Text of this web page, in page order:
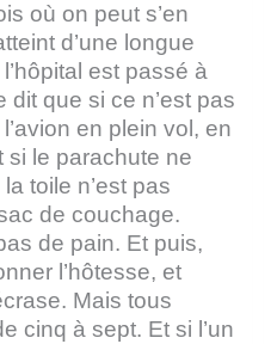
où on peut s’en
d’une longue
est passé à
que si ce n’est pas
en plein vol, en
si le parachute ne
toile n’est pas
de couchage.
de pain. Et puis,
l’hôtesse, et
Mais tous
cinq à sept. Et si l’un